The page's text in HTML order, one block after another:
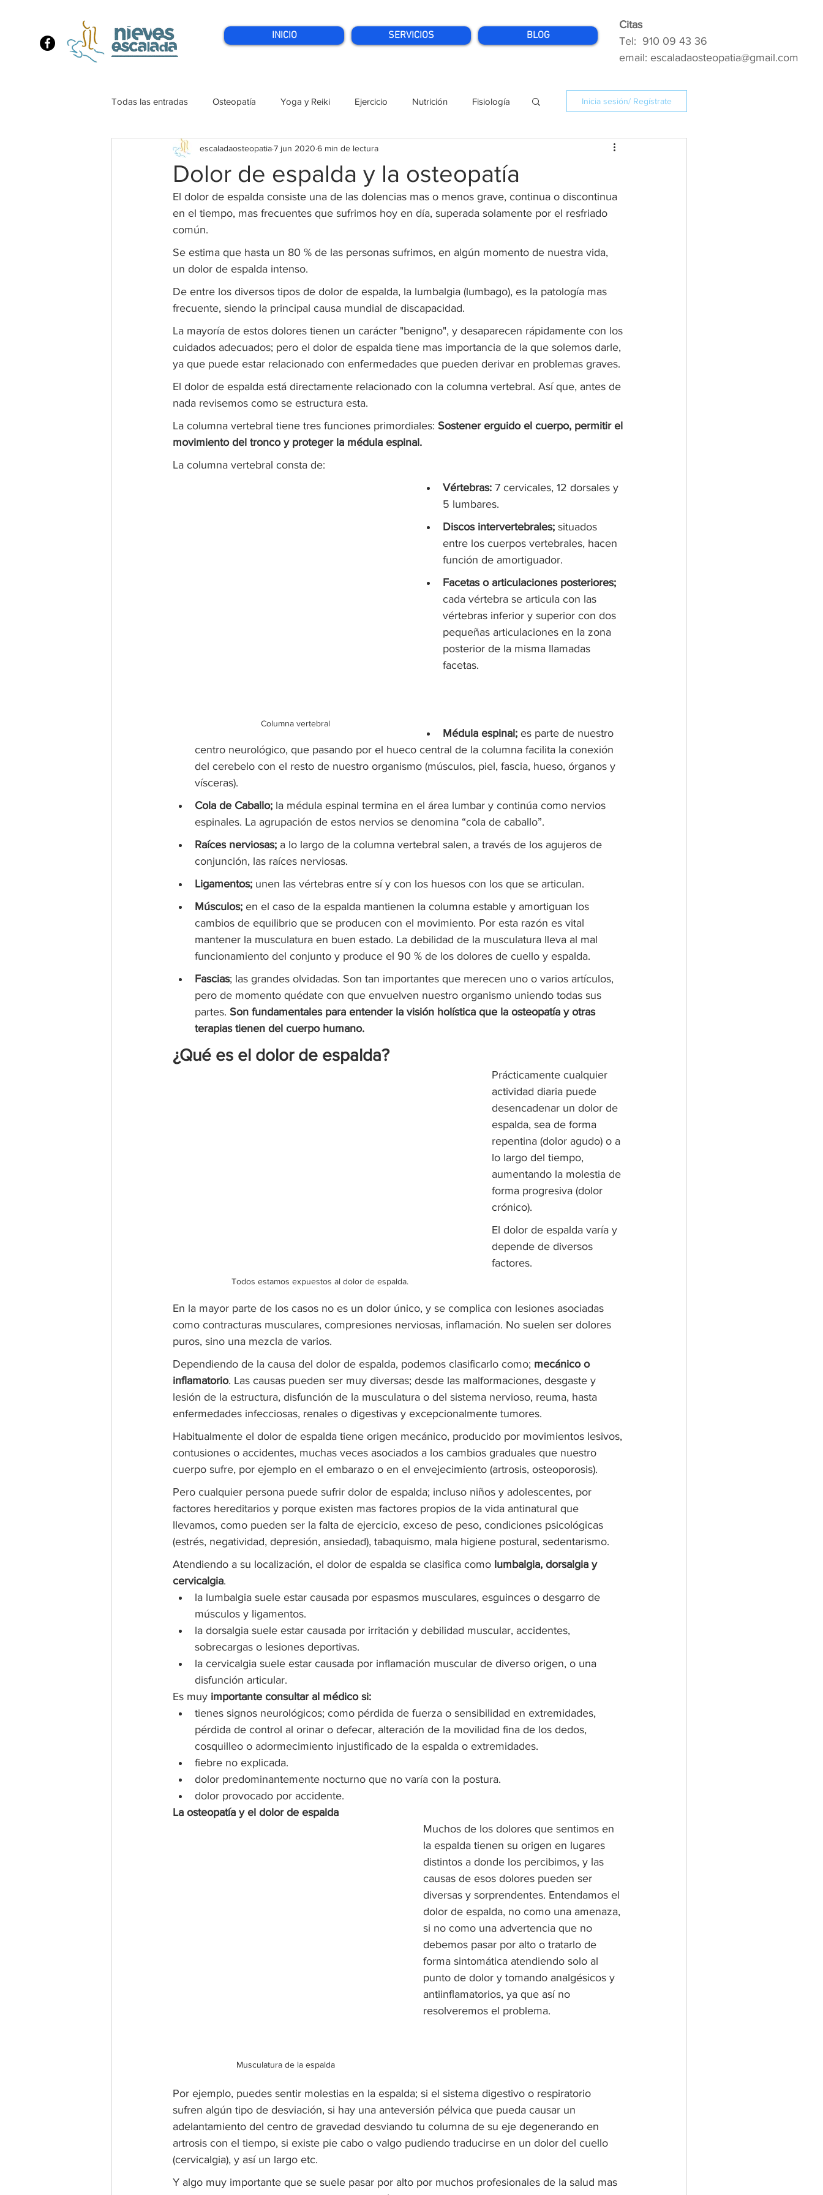
INICIO SERVICIOS BLOG
Citas
Tel: 910 09 43 36
email: escaladaosteopatia@gmail.com
Todas las entradas Osteopatía Yoga y Reiki Ejercicio Nutrición Fisiología
Rutina_Hábito
Inicia sesión/ Regístrate
Dolor de espalda y la osteopatía
escaladaosteopatia7 jun 2020 6 min de lectura
El dolor de espalda consiste una de las dolencias mas o menos grave, continua o discontinua
en el tiempo, mas frecuentes que sufrimos hoy en día, superada solamente por el resfriado
común.
Se estima que hasta un 80 % de las personas sufrimos, en algún momento de nuestra vida,
un dolor de espalda intenso.
De entre los diversos tipos de dolor de espalda, la lumbalgia (lumbago), es la patología mas
frecuente, siendo la principal causa mundial de discapacidad.
La mayoría de estos dolores tienen un carácter "benigno", y desaparecen rápidamente con los
cuidados adecuados; pero el dolor de espalda tiene mas importancia de la que solemos darle,
ya que puede estar relacionado con enfermedades que pueden derivar en problemas graves.
El dolor de espalda está directamente relacionado con la columna vertebral. Así que, antes de
nada revisemos como se estructura esta.
La columna vertebral tiene tres funciones primordiales: Sostener erguido el cuerpo, permitir el
movimiento del tronco y proteger la médula espinal.
La columna vertebral consta de:
Columna vertebral
Vértebras: 7 cervicales, 12 dorsales y
5 lumbares.
Discos intervertebrales; situados
entre los cuerpos vertebrales, hacen
función de amortiguador.
Facetas o articulaciones posteriores;
cada vértebra se articula con las
vértebras inferior y superior con dos
pequeñas articulaciones en la zona
posterior de la misma llamadas
facetas.
Médula espinal; es parte de nuestro
centro neurológico, que pasando por el hueco central de la columna facilita la conexión
del cerebelo con el resto de nuestro organismo (músculos, piel, fascia, hueso, órganos y
vísceras).
Cola de Caballo; la médula espinal termina en el área lumbar y continúa como nervios
espinales. La agrupación de estos nervios se denomina “cola de caballo”.
Raíces nerviosas; a lo largo de la columna vertebral salen, a través de los agujeros de
conjunción, las raíces nerviosas.
Ligamentos; unen las vértebras entre sí y con los huesos con los que se articulan.
Músculos; en el caso de la espalda mantienen la columna estable y amortiguan los
cambios de equilibrio que se producen con el movimiento. Por esta razón es vital
mantener la musculatura en buen estado. La debilidad de la musculatura lleva al mal
funcionamiento del conjunto y produce el 90 % de los dolores de cuello y espalda.
Fascias; las grandes olvidadas. Son tan importantes que merecen uno o varios artículos,
pero de momento quédate con que envuelven nuestro organismo uniendo todas sus
partes. Son fundamentales para entender la visión holística que la osteopatía y otras
terapias tienen del cuerpo humano.
¿Qué es el dolor de espalda?
Todos estamos expuestos al dolor de espalda.
Prácticamente cualquier
actividad diaria puede
desencadenar un dolor de
espalda, sea de forma
repentina (dolor agudo) o a
lo largo del tiempo,
aumentando la molestia de
forma progresiva (dolor
crónico).
El dolor de espalda varía y
depende de diversos
factores.
En la mayor parte de los casos no es un dolor único, y se complica con lesiones asociadas
como contracturas musculares, compresiones nerviosas, inflamación. No suelen ser dolores
puros, sino una mezcla de varios.
Dependiendo de la causa del dolor de espalda, podemos clasificarlo como; mecánico o
inflamatorio. Las causas pueden ser muy diversas; desde las malformaciones, desgaste y
lesión de la estructura, disfunción de la musculatura o del sistema nervioso, reuma, hasta
enfermedades infecciosas, renales o digestivas y excepcionalmente tumores.
Habitualmente el dolor de espalda tiene origen mecánico, producido por movimientos lesivos,
contusiones o accidentes, muchas veces asociados a los cambios graduales que nuestro
cuerpo sufre, por ejemplo en el embarazo o en el envejecimiento (artrosis, osteoporosis).
Pero cualquier persona puede sufrir dolor de espalda; incluso niños y adolescentes, por
factores hereditarios y porque existen mas factores propios de la vida antinatural que
llevamos, como pueden ser la falta de ejercicio, exceso de peso, condiciones psicológicas
(estrés, negatividad, depresión, ansiedad), tabaquismo, mala higiene postural, sedentarismo.
Atendiendo a su localización, el dolor de espalda se clasifica como lumbalgia, dorsalgia y
cervicalgia.
la lumbalgia suele estar causada por espasmos musculares, esguinces o desgarro de
músculos y ligamentos.
la dorsalgia suele estar causada por irritación y debilidad muscular, accidentes,
sobrecargas o lesiones deportivas.
la cervicalgia suele estar causada por inflamación muscular de diverso origen, o una
disfunción articular.
Es muy importante consultar al médico si:
tienes signos neurológicos; como pérdida de fuerza o sensibilidad en extremidades,
pérdida de control al orinar o defecar, alteración de la movilidad fina de los dedos,
cosquilleo o adormecimiento injustificado de la espalda o extremidades.
fiebre no explicada.
dolor predominantemente nocturno que no varía con la postura.
dolor provocado por accidente.
La osteopatía y el dolor de espalda
Musculatura de la espalda
Muchos de los dolores que sentimos en
la espalda tienen su origen en lugares
distintos a donde los percibimos, y las
causas de esos dolores pueden ser
diversas y sorprendentes. Entendamos el
dolor de espalda, no como una amenaza,
si no como una advertencia que no
debemos pasar por alto o tratarlo de
forma sintomática atendiendo solo al
punto de dolor y tomando analgésicos y
antiinflamatorios, ya que así no
resolveremos el problema.
Por ejemplo, puedes sentir molestias en la espalda; si el sistema digestivo o respiratorio
sufren algún tipo de desviación, si hay una anteversión pélvica que pueda causar un
adelantamiento del centro de gravedad desviando tu columna de su eje degenerando en
artrosis con el tiempo, si existe pie cabo o valgo pudiendo traducirse en un dolor del cuello
(cervicalgia), y así un largo etc.
Y algo muy importante que se suele pasar por alto por muchos profesionales de la salud mas